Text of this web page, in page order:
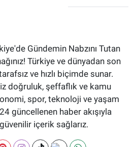
Gündemin Nabzını Tutan
Türkiye ve dünyadan son
ve hızlı biçimde sunar.
doğruluk, şeffaflık ve kamu
spor, teknoloji ve yaşam
güncellenen haber akışıyla
içerik sağlarız.